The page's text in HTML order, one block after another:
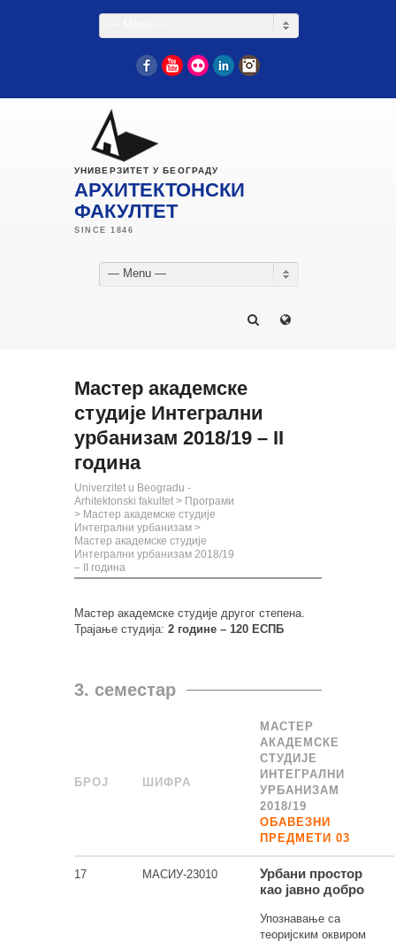
FacebookYouTube
Flickr LinkedIn
УНИВЕРЗИТЕТ У БЕОГРАДУ
АРХИТЕКТОНСКИ
ФАКУЛТЕТ
— Menu —
Мастер академске
студије Интегрални
урбанизам 2018/19 – II
година
Univerzitet u Beogradu -
Arhitektonski fakultet > Програми
> Мастер академске студије
Интегрални урбанизам >
Мастер академске студије
Интегрални урбанизам 2018/19
– II година
Мастер академске студије другог степена.
Трајање студија: 2 године – 120 ЕСПБ
3. семестар
БРОЈ ШИФРА
МАСТЕР
АКАДЕМСКЕ
СТУДИЈЕ
ИНТЕГРАЛНИ
УРБАНИЗАМ
2018/19
ОБАВЕЗНИ
ПРЕДМЕТИ 03
17 МАСИУ-23010
Урбани простор
као јавно добро
Упознавање са
теоријским оквиром